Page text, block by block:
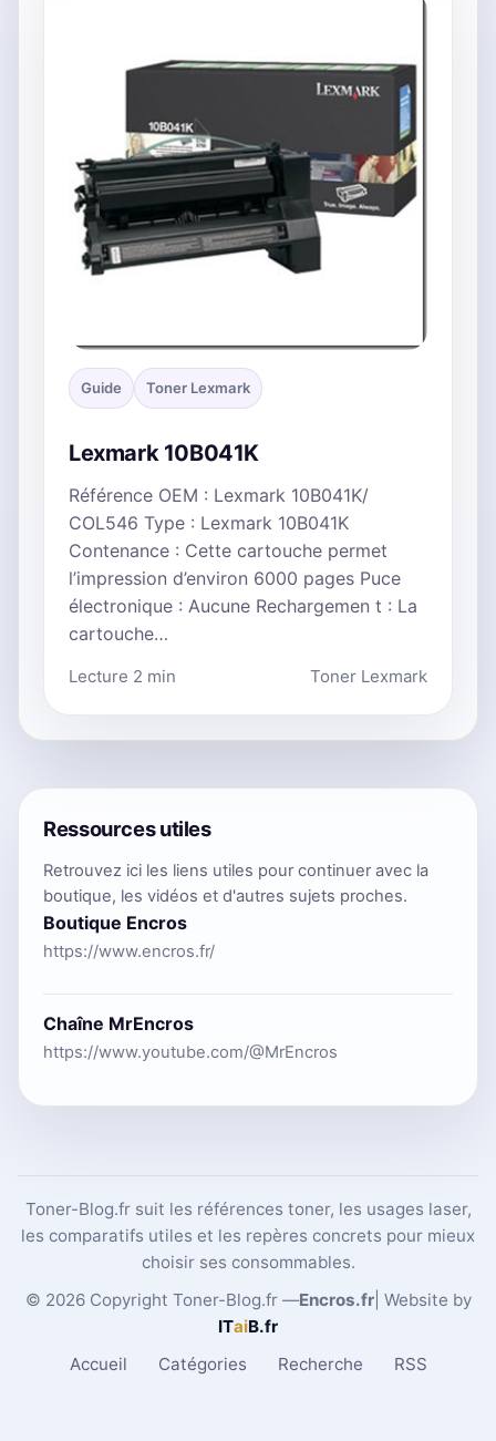
Guide Toner Lexmark
Lexmark 10B041K
Référence OEM : Lexmark 10B041K/
COL546 Type : Lexmark 10B041K
Contenance : Cette cartouche permet
l’impression d’environ 6000 pages Puce
électronique : Aucune Rechargemen t : La
cartouche…
Lecture 2 min Toner Lexmark
Ressources utiles
Retrouvez ici les liens utiles pour continuer avec la
boutique, les vidéos et d'autres sujets proches.
Boutique Encros
https://www.encros.fr/
Chaîne MrEncros
https://www.youtube.com/@MrEncros
Toner-Blog.fr suit les références toner, les usages laser,
les comparatifs utiles et les repères concrets pour mieux
choisir ses consommables.
© 2026 Copyright Toner-Blog.fr —Encros.fr| Website by
ITaiB.fr
Accueil
Catégories Recherche RSS